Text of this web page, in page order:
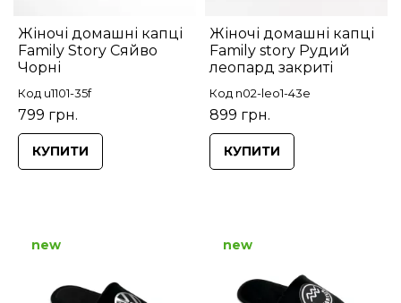
Жіночі домашні капці
Family Story Сяйво
Чорні
Код u1101-35f
799 грн.
КУПИТИ
Жіночі домашні капці
Family story Рудий
леопард закриті
Код n02-leo1-43e
899 грн.
КУПИТИ
new new